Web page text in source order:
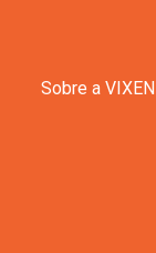
Sobre a VIXEN